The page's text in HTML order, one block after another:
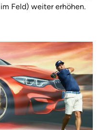
Feld) weiter erhöhen.